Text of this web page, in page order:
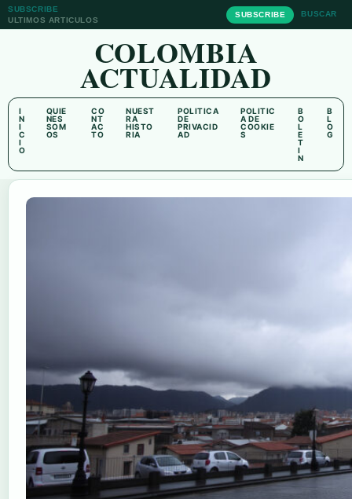
SUBSCRIBE
ULTIMOS ARTICULOS
SUBSCRIBE BUSCAR
COLOMBIA
ACTUALIDAD
I
N
I
C
I
O
QUIE
NES
SOM
OS
CO
NT
AC
TO
NUEST
RA
HISTO
RIA
POLITICA
DE
PRIVACID
AD
POLITIC
A DE
COOKIE
S
B
O
L
E
T
I
N
B
L
O
G